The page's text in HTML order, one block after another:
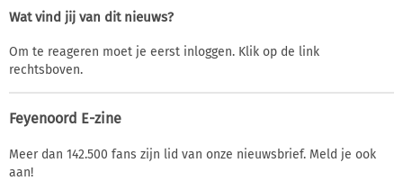
Wat vind jij van dit nieuws?
Om te reageren moet je eerst inloggen. Klik op de link
rechtsboven.
Feyenoord E-zine
Meer dan 142.500 fans zijn lid van onze nieuwsbrief. Meld je ook
aan!